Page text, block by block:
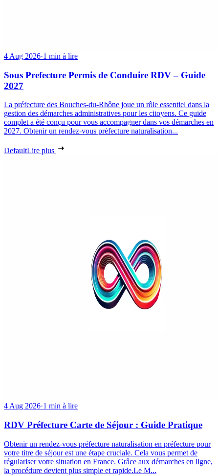
4 Aug 2026·1 min à lire
Sous Prefecture Permis de Conduire RDV – Guide
2027
La préfecture des Bouches-du-Rhône joue un rôle essentiel dans la
gestion des démarches administratives pour les citoyens. Ce guide
complet a été conçu pour vous accompagner dans vos démarches en
2027. Obtenir un rendez-vous préfecture naturalisation...
DefaultLire plus
4 Aug 2026·1 min à lire
RDV Préfecture Carte de Séjour : Guide Pratique
Obtenir un rendez-vous préfecture naturalisation en préfecture pour
votre titre de séjour est une étape cruciale. Cela vous permet de
régulariser votre situation en France. Grâce aux démarches en ligne,
la procédure devient plus simple et rapide.Le M...